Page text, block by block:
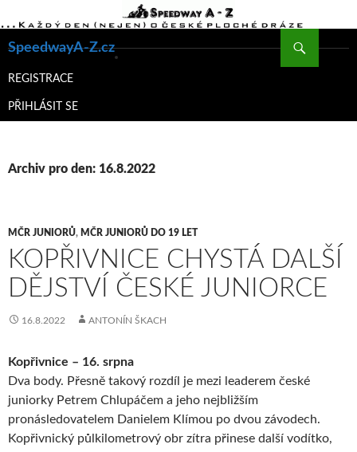
SpeedwayA-Z.cz
K
WEBU
REGISTRACE
PŘIHLÁSIT SE
Archiv pro den: 16.8.2022
MČR JUNIORŮ, MČR JUNIORŮ DO 19 LET
KOPŘIVNICE CHYSTÁ DALŠÍ
DĚJSTVÍ ČESKÉ JUNIORCE
16.8.2022 ANTONÍN ŠKACH
Kopřivnice – 16. srpna
Dva body. Přesně takový rozdíl je mezi leaderem české
juniorky Petrem Chlupáčem a jeho nejbližším
pronásledovatelem Danielem Klímou po dvou závodech.
Kopřivnický půlkilometrový obr zítra přinese další vodítko,